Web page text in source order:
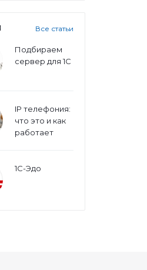
Все статьи
Подбираем
сервер для 1С
IP телефония:
что это и как
работает
1С-Эдо